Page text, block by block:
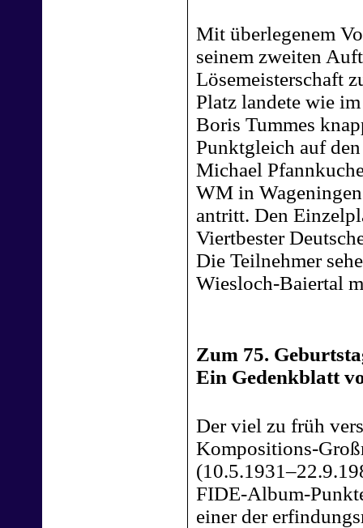
Mit überlegenem
seinem zweiten
Lösemeisterschaft
Platz landete wie
Boris Tummes
Punktgleich auf
Michael
WM in
antritt. Den
Viertbester
Die Teilnehmer
Wiesloch-Baiertal
Zum 75.
Ein Gedenkblatt
Der viel zu früh
Kompositions-
FIDE-Album-
einer der